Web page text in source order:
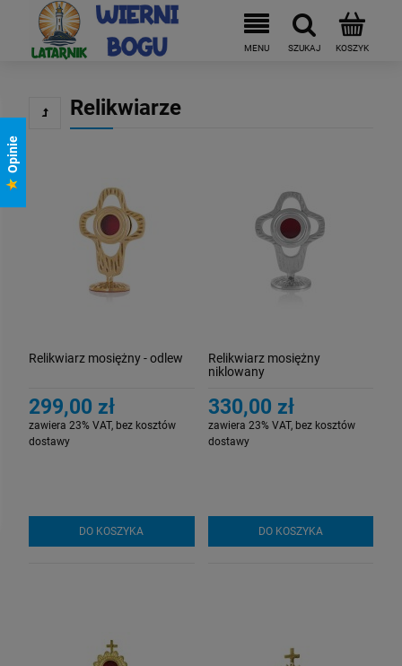
Relikwiarze
Relikwiarz mosiężny - odlew
299,00 zł
zawiera 23% VAT, bez kosztów
dostawy
DO KOSZYKA
Relikwiarz mosiężny
niklowany
330,00 zł
zawiera 23% VAT, bez kosztów
dostawy
DO KOSZYKA
Opinie